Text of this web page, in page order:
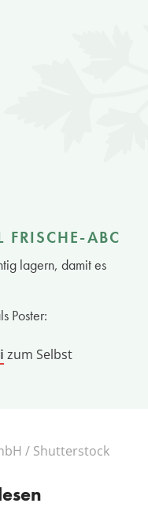
FRISCHE-ABC
lagern, damit es
Poster:
zum Selbst
/ Shutterstock